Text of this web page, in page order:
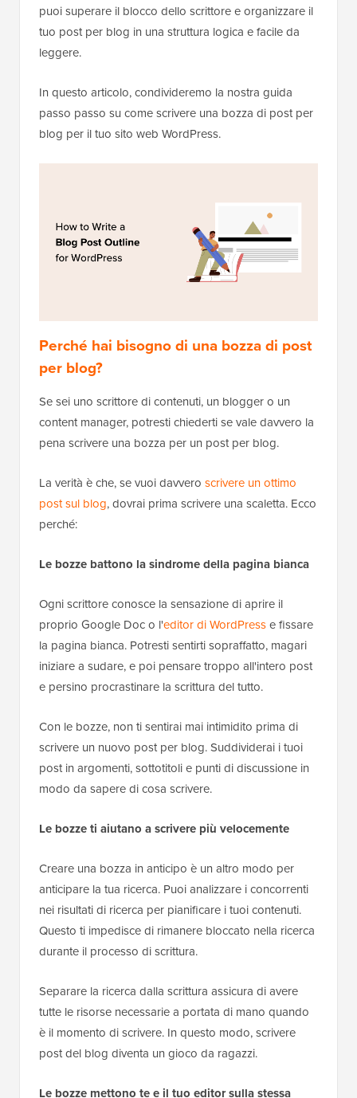
puoi superare il blocco dello scrittore e organizzare il
tuo post per blog in una struttura logica e facile da
leggere.
In questo articolo, condivideremo la nostra guida
passo passo su come scrivere una bozza di post per
blog per il tuo sito web WordPress.
Perché hai bisogno di una bozza di post
per blog?
Se sei uno scrittore di contenuti, un blogger o un
content manager, potresti chiederti se vale davvero la
pena scrivere una bozza per un post per blog.
La verità è che, se vuoi davvero scrivere un ottimo
post sul blog, dovrai prima scrivere una scaletta. Ecco
perché:
Le bozze battono la sindrome della pagina bianca
Ogni scrittore conosce la sensazione di aprire il
proprio Google Doc o l'editor di WordPresse fissare
la pagina bianca. Potresti sentirti sopraffatto, magari
iniziare a sudare, e poi pensare troppo all'intero post
e persino procrastinare la scrittura del tutto.
Con le bozze, non ti sentirai mai intimidito prima di
scrivere un nuovo post per blog. Suddividerai i tuoi
post in argomenti, sottotitoli e punti di discussione in
modo da sapere di cosa scrivere.
Le bozze ti aiutano a scrivere più velocemente
Creare una bozza in anticipo è un altro modo per
anticipare la tua ricerca. Puoi analizzare i concorrenti
nei risultati di ricerca per pianificare i tuoi contenuti.
Questo ti impedisce di rimanere bloccato nella ricerca
durante il processo di scrittura.
Separare la ricerca dalla scrittura assicura di avere
tutte le risorse necessarie a portata di mano quando
è il momento di scrivere. In questo modo, scrivere
post del blog diventa un gioco da ragazzi.
Le bozze mettono te e il tuo editor sulla stessa